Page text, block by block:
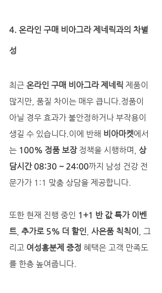
4. 온라인 구매 비아그라 제네릭과의 차별
성
최근 온라인 구매 비아그라 제네릭 제품이
많지만, 품질 차이는 매우 큽니다.정품이
아닐 경우 효과가 불안정하거나 부작용이
생길 수 있습니다.이에 반해 비아마켓에서
는 100% 정품 보장 정책을 시행하며, 상
담시간 08:30 ~ 24:00까지 남성 건강 전
문가가 1:1 맞춤 상담을 제공합니다.
또한 현재 진행 중인 1+1 반 값 특가 이벤
트, 추가로 5% 더 할인 사은품 칙칙이
, 그
리고 여성흥분제 증정 혜택은 고객 만족도
를 한층 높여줍니다.